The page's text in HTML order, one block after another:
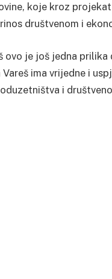
koje kroz
društvenom i
ovo je još jedna
ima vrijedne i
i